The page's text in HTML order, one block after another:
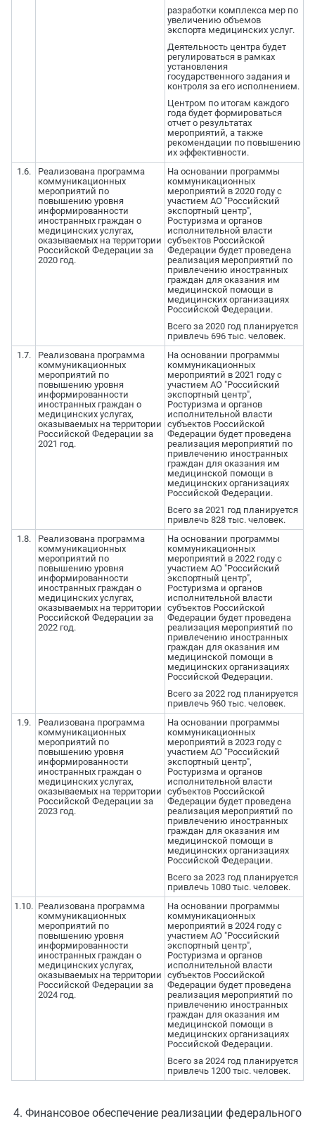
разработки комплекса мер по
увеличению объемов
экспорта медицинских услуг.
Деятельность центра будет
регулироваться в рамках
установления
государственного задания и
контроля за его исполнением.
Центром по итогам каждого
года будет формироваться
отчет о результатах
мероприятий, а также
рекомендации по повышению
их эффективности.
1.6.
Реализована программа
коммуникационных
мероприятий по
повышению уровня
информированности
иностранных граждан о
медицинских услугах,
оказываемых на территории
Российской Федерации за
2020 год.
На основании программы
коммуникационных
мероприятий в 2020 году с
участием АО "Российский
экспортный центр",
Ростуризма и органов
исполнительной власти
субъектов Российской
Федерации будет проведена
реализация мероприятий по
привлечению иностранных
граждан для оказания им
медицинской помощи в
медицинских организациях
Российской Федерации.
Всего за 2020 год планируется
привлечь 696 тыс. человек.
1.7.
Реализована программа
коммуникационных
мероприятий по
повышению уровня
информированности
иностранных граждан о
медицинских услугах,
оказываемых на территории
Российской Федерации за
2021 год.
На основании программы
коммуникационных
мероприятий в 2021 году с
участием АО "Российский
экспортный центр",
Ростуризма и органов
исполнительной власти
субъектов Российской
Федерации будет проведена
реализация мероприятий по
привлечению иностранных
граждан для оказания им
медицинской помощи в
медицинских организациях
Российской Федерации.
Всего за 2021 год планируется
привлечь 828 тыс. человек.
1.8.
Реализована программа
коммуникационных
мероприятий по
повышению уровня
информированности
иностранных граждан о
медицинских услугах,
оказываемых на территории
Российской Федерации за
2022 год.
На основании программы
коммуникационных
мероприятий в 2022 году с
участием АО "Российский
экспортный центр",
Ростуризма и органов
исполнительной власти
субъектов Российской
Федерации будет проведена
реализация мероприятий по
привлечению иностранных
граждан для оказания им
медицинской помощи в
медицинских организациях
Российской Федерации.
Всего за 2022 год планируется
привлечь 960 тыс. человек.
1.9.
Реализована программа
коммуникационных
мероприятий по
повышению уровня
информированности
иностранных граждан о
медицинских услугах,
оказываемых на территории
Российской Федерации за
2023 год.
На основании программы
коммуникационных
мероприятий в 2023 году с
участием АО "Российский
экспортный центр",
Ростуризма и органов
исполнительной власти
субъектов Российской
Федерации будет проведена
реализация мероприятий по
привлечению иностранных
граждан для оказания им
медицинской помощи в
медицинских организациях
Российской Федерации.
Всего за 2023 год планируется
привлечь 1080 тыс. человек.
1.10. Реализована программа
коммуникационных
мероприятий по
повышению уровня
информированности
иностранных граждан о
медицинских услугах,
оказываемых на территории
Российской Федерации за
2024 год.
На основании программы
коммуникационных
мероприятий в 2024 году с
участием АО "Российский
экспортный центр",
Ростуризма и органов
исполнительной власти
субъектов Российской
Федерации будет проведена
реализация мероприятий по
привлечению иностранных
граждан для оказания им
медицинской помощи в
медицинских организациях
Российской Федерации.
Всего за 2024 год планируется
привлечь 1200 тыс. человек.
4. Финансовое обеспечение реализации федерального